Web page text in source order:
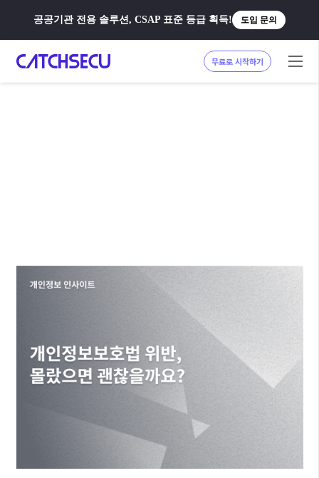
공공기관 전용 솔루션, CSAP 표준 등급 획득! 도입 문의
무료로 시작하기